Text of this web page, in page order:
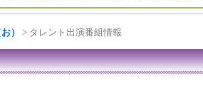
） > タレント出演番組情報